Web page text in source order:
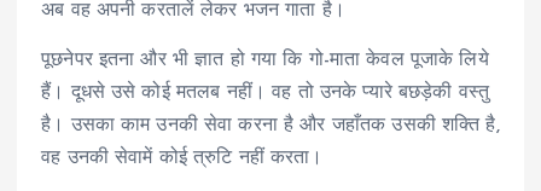
अब वह अपनी करतालें लेकर भजन गाता है।
पूछनेपर इतना और भी ज्ञात हो गया कि गो-माता केवल पूजाके लिये
हैं। दूधसे उसे कोई मतलब नहीं। वह तो उनके प्यारे बछड़ेकी वस्तु
है। उसका काम उनकी सेवा करना है और जहाँतक उसकी शक्ति है,
वह उनकी सेवामें कोई त्रुटि नहीं करता।